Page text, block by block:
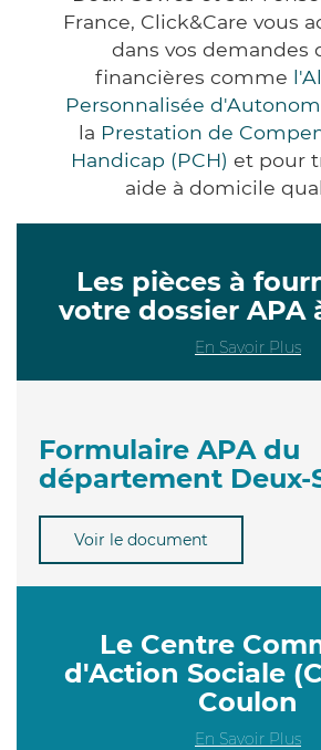
France, Click&Care vous
dans vos demandes
financières comme
Personnalisée
la Prestation de
Handicap (PCH) et pour
aide à domicile
Les pièces à
votre dossier APA
En Savoir Plus
Formulaire APA du
département Deux-
Voir le document
Le Centre
d'Action Sociale
Coulon
En Savoir Plus